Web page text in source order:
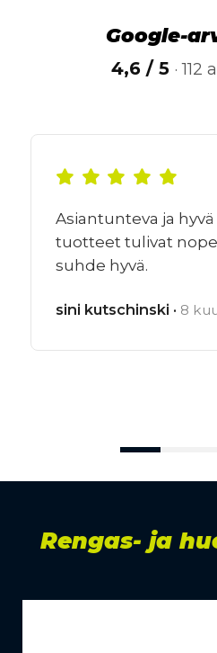
Google-
4,6 / 5 ·
Asiantunteva ja
tuotteet tulivat
suhde hyvä.
sini kutschinski · 8
Rengas- ja